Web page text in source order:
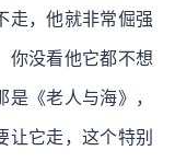
走，他就非常倔强
你没看他它都不想
《老人与海》，
让它走，这个特别